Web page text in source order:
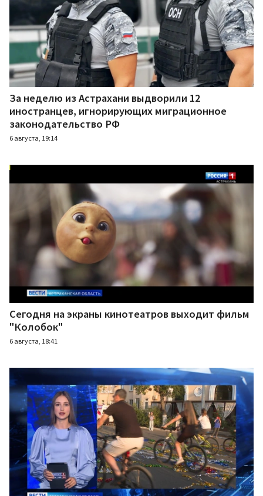
За неделю из Астрахани выдворили 12
иностранцев, игнорирующих миграционное
законодательство РФ
6 августа, 19:14
Сегодня на экраны кинотеатров выходит фильм
"Колобок"
6 августа, 18:41